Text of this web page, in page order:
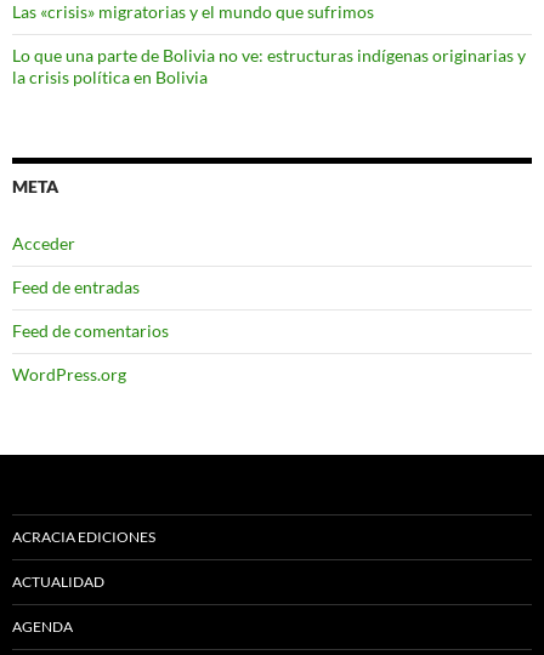
Las «crisis» migratorias y el mundo que sufrimos
Lo que una parte de Bolivia no ve: estructuras indígenas originarias y
la crisis política en Bolivia
META
Acceder
Feed de entradas
Feed de comentarios
WordPress.org
ACRACIA EDICIONES
ACTUALIDAD
AGENDA